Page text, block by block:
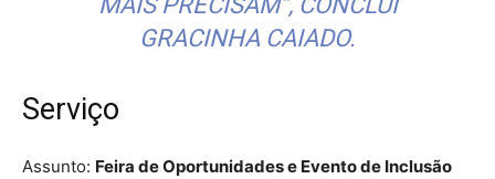
GRACINHA CAIADO.
Serviço
Assunto: Feira de Oportunidades e Evento de Inclusão